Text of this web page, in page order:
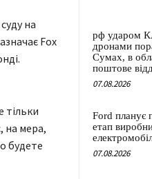
на
Fox
тільки
на мера,
будете
рф ударом
дронами
Сумах, в
поштове
07.08.2026
Ford планує
етап
07.08.2026